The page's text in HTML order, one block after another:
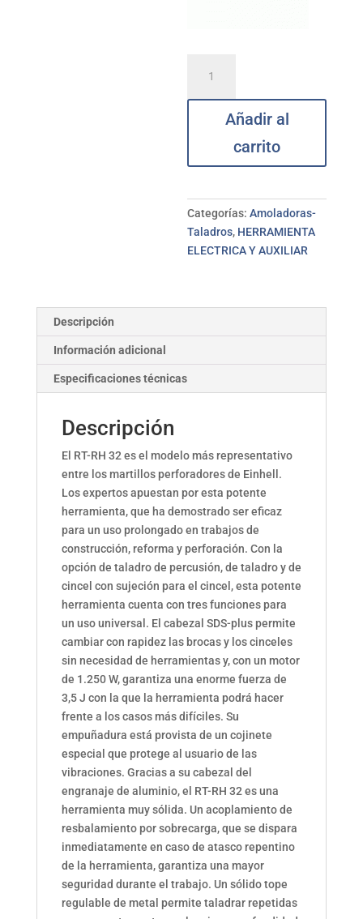
martillo
perforador
cantidad
Añadir al
carrito
Categorías:Amoladoras-
Taladros, HERRAMIENTA
ELECTRICA Y AUXILIAR
Descripción
Información adicional
Especificaciones técnicas
Descripción
El RT-RH 32 es el modelo más representativo
entre los martillos perforadores de Einhell.
Los expertos apuestan por esta potente
herramienta, que ha demostrado ser eficaz
para un uso prolongado en trabajos de
construcción, reforma y perforación. Con la
opción de taladro de percusión, de taladro y de
cincel con sujeción para el cincel, esta potente
herramienta cuenta con tres funciones para
un uso universal. El cabezal SDS-plus permite
cambiar con rapidez las brocas y los cinceles
sin necesidad de herramientas y, con un motor
de 1.250 W, garantiza una enorme fuerza de
3,5 J con la que la herramienta podrá hacer
frente a los casos más difíciles. Su
empuñadura está provista de un cojinete
especial que protege al usuario de las
vibraciones. Gracias a su cabezal del
engranaje de aluminio, el RT-RH 32 es una
herramienta muy sólida. Un acoplamiento de
resbalamiento por sobrecarga, que se dispara
inmediatamente en caso de atasco repentino
de la herramienta, garantiza una mayor
seguridad durante el trabajo. Un sólido tope
regulable de metal permite taladrar repetidas